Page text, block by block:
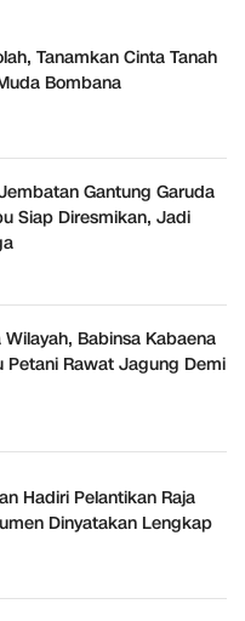
Tanamkan Cinta Tanah
Bombana
Gantung Garuda
Siap Diresmikan, Jadi
Babinsa Kabaena
Petani Rawat Jagung Demi
Hadiri Pelantikan Raja
Dinyatakan Lengkap